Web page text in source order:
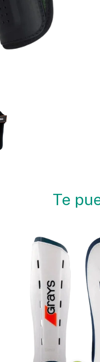
Te